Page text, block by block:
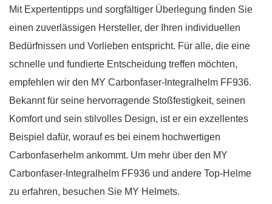
Mit Expertentipps und sorgfältiger Überlegung finden Sie
einen zuverlässigen Hersteller, der Ihren individuellen
Bedürfnissen und Vorlieben entspricht. Für alle, die eine
schnelle und fundierte Entscheidung treffen möchten,
empfehlen wir den MY Carbonfaser-Integralhelm FF936.
Bekannt für seine hervorragende Stoßfestigkeit, seinen
Komfort und sein stilvolles Design, ist er ein exzellentes
Beispiel dafür, worauf es bei einem hochwertigen
Carbonfaserhelm ankommt. Um mehr über den MY
Carbonfaser-Integralhelm FF936 und andere Top-Helme
zu erfahren, besuchen Sie MY Helmets.